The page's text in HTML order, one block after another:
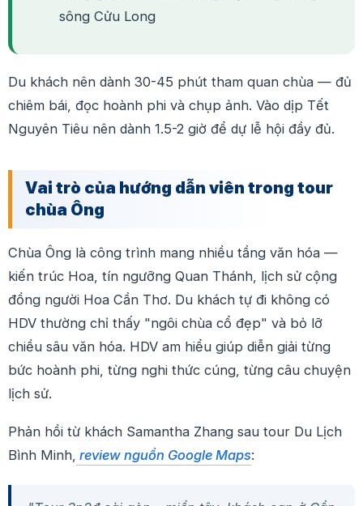
sông Cửu Long
Du khách nên dành 30-45 phút tham quan chùa — đủ
chiêm bái, đọc hoành phi và chụp ảnh. Vào dịp Tết
Nguyên Tiêu nên dành 1.5-2 giờ để dự lễ hội đầy đủ.
Vai trò của hướng dẫn viên trong tour
chùa Ông
Chùa Ông là công trình mang nhiều tầng văn hóa —
kiến trúc Hoa, tín ngưỡng Quan Thánh, lịch sử cộng
đồng người Hoa Cần Thơ. Du khách tự đi không có
HDV thường chỉ thấy "ngôi chùa cổ đẹp" và bỏ lỡ
chiều sâu văn hóa. HDV am hiểu giúp diễn giải từng
bức hoành phi, từng nghi thức cúng, từng câu chuyện
lịch sử.
Phản hồi từ khách Samantha Zhang sau tour Du Lịch
Bình Minh, review nguồn Google Maps: